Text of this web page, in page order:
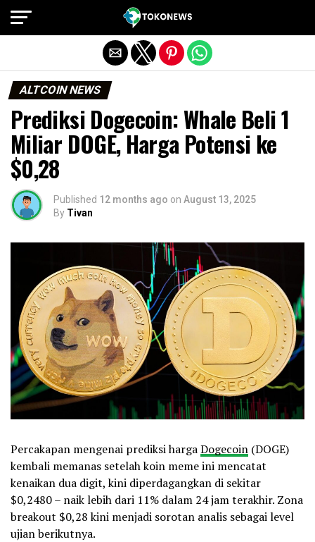
ALTCOIN NEWS
Prediksi Dogecoin: Whale Beli 1
Miliar DOGE, Harga Potensi ke
$0,28
Published 12 months ago on August 13, 2025
By Tivan
Percakapan mengenai prediksi hargaDogecoin (DOGE)
kembali memanas setelah koin meme ini mencatat
kenaikan dua digit, kini diperdagangkan di sekitar
$0,2480 – naik lebih dari 11% dalam 24 jam terakhir. Zona
breakout $0,28 kini menjadi sorotan analis sebagai level
ujian berikutnya.
Exit mobile version